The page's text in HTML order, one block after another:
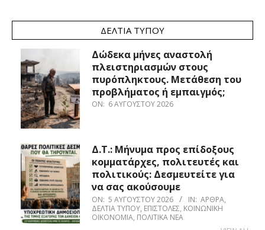
ΔΕΛΤΊΑ ΤΎΠΟΥ
Δώδεκα μήνες αναστολή
πλειστηριασμών στους
πυρόπληκτους. Μετάθεση του
προβλήματος ή εμπαιγμός;
ON: 6 ΑΥΓΟΎΣΤΟΥ 2026
Δ.Τ.: Μήνυμα προς επίδοξους
κομματάρχες, πολιτευτές και
πολιτικούς: Δεσμευτείτε για
να σας ακούσουμε
ON: 5 ΑΥΓΟΎΣΤΟΥ 2026 IN: ΆΡΘΡΑ,
ΔΕΛΤΊΑ ΤΎΠΟΥ, ΕΠΙΣΤΟΛΈΣ, ΚΟΙΝΩΝΙΚΉ
ΟΙΚΟΝΟΜΊΑ, ΠΟΛΙΤΙΚΆ ΝΈΑ